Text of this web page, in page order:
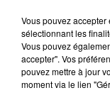
FIL
Vous pouvez accepter
sélectionnant les
Vous pouvez
accepter". Vos
pouvez mettre à jour
moment via le lien